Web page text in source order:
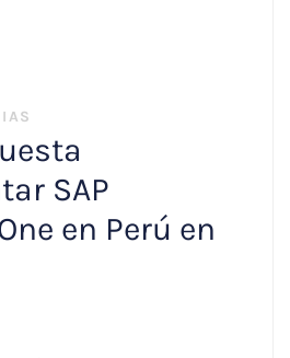
SAP
en Perú en